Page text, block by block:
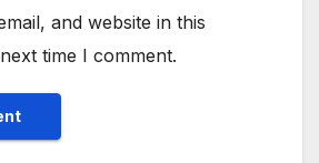
and website in this
time I comment.